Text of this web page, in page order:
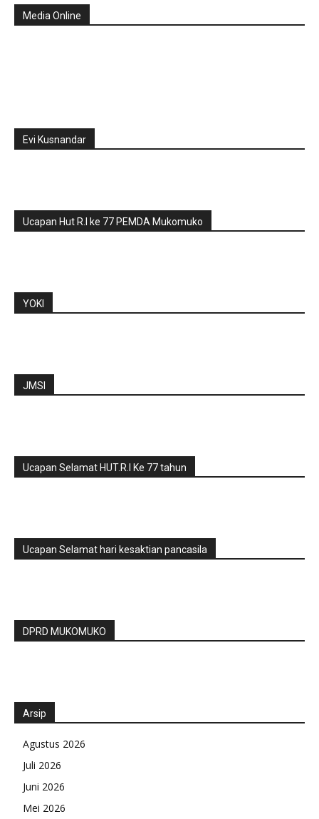
Media Online
Evi Kusnandar
Ucapan Hut R.I ke 77 PEMDA Mukomuko
YOKI
JMSI
Ucapan Selamat HUT.R.I Ke 77 tahun
Ucapan Selamat hari kesaktian pancasila
DPRD MUKOMUKO
Arsip
Agustus 2026
Juli 2026
Juni 2026
Mei 2026